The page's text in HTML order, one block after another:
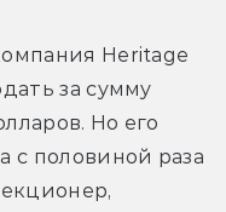
Heritage
за сумму
Но его
с половиной раза